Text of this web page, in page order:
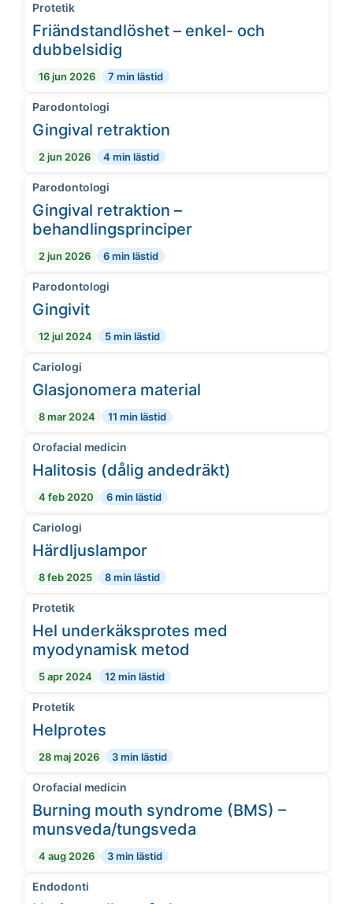
Protetik
Friändstandlöshet – enkel- och
dubbelsidig
16 jun 2026 7 min lästid
Parodontologi
Gingival retraktion
2 jun 2026 4 min lästid
Parodontologi
Gingival retraktion –
behandlingsprinciper
2 jun 2026 6 min lästid
Parodontologi
Gingivit
12 jul 2024 5 min lästid
Cariologi
Glasjonomera material
8 mar 2024 11 min lästid
Orofacial medicin
Halitosis (dålig andedräkt)
4 feb 2020 6 min lästid
Cariologi
Härdljuslampor
8 feb 2025 8 min lästid
Protetik
Hel underkäksprotes med
myodynamisk metod
5 apr 2024 12 min lästid
Protetik
Helprotes
28 maj 2026 3 min lästid
Orofacial medicin
Burning mouth syndrome (BMS) –
munsveda/tungsveda
4 aug 2026 3 min lästid
Endodonti